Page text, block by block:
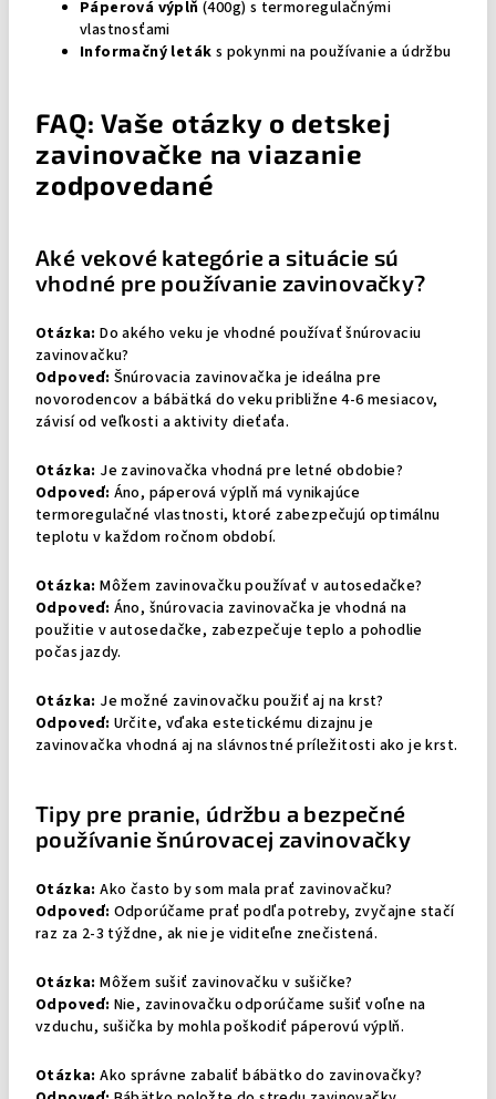
Páperová výplň (400g) s termoregulačnými
vlastnosťami
Informačný leták s pokynmi na používanie a údržbu
FAQ: Vaše otázky o detskej
zavinovačke na viazanie
zodpovedané
Aké vekové kategórie a situácie sú
vhodné pre používanie zavinovačky?
Otázka: Do akého veku je vhodné používať šnúrovaciu
zavinovačku?
Odpoveď: Šnúrovacia zavinovačka je ideálna pre
novorodencov a bábätká do veku približne 4-6 mesiacov,
závisí od veľkosti a aktivity dieťaťa.
Otázka: Je zavinovačka vhodná pre letné obdobie?
Odpoveď: Áno, páperová výplň má vynikajúce
termoregulačné vlastnosti, ktoré zabezpečujú optimálnu
teplotu v každom ročnom období.
Otázka: Môžem zavinovačku používať v autosedačke?
Odpoveď: Áno, šnúrovacia zavinovačka je vhodná na
použitie v autosedačke, zabezpečuje teplo a pohodlie
počas jazdy.
Otázka: Je možné zavinovačku použiť aj na krst?
Odpoveď: Určite, vďaka estetickému dizajnu je
zavinovačka vhodná aj na slávnostné príležitosti ako je krst.
Tipy pre pranie, údržbu a bezpečné
používanie šnúrovacej zavinovačky
Otázka: Ako často by som mala prať zavinovačku?
Odpoveď: Odporúčame prať podľa potreby, zvyčajne stačí
raz za 2-3 týždne, ak nie je viditeľne znečistená.
Otázka: Môžem sušiť zavinovačku v sušičke?
Odpoveď: Nie, zavinovačku odporúčame sušiť voľne na
vzduchu, sušička by mohla poškodiť páperovú výplň.
Otázka: Ako správne zabaliť bábätko do zavinovačky?